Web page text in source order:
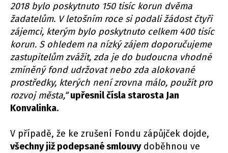
2018 bylo poskytnuto 150 tisíc korun dvěma
žadatelům. V letošním roce si podali žádostčtyři
zájemci, kterým bylo poskytnuto celkem 400 tisíc
korun. S ohledem na nízký zájem doporučujeme
zastupitelůmzvážit, zda je do budoucna vhodné
zmíněný fond udržovat nebo zda alokované
prostředky, kterých není zrovna málo, použít pro
rozvoj města,“upřesnil čísla starosta Jan
Konvalinka.
V případě, že ke zrušení Fondu zápůjček dojde,
všechnyjiž podepsanésmlouvydoběhnou ve